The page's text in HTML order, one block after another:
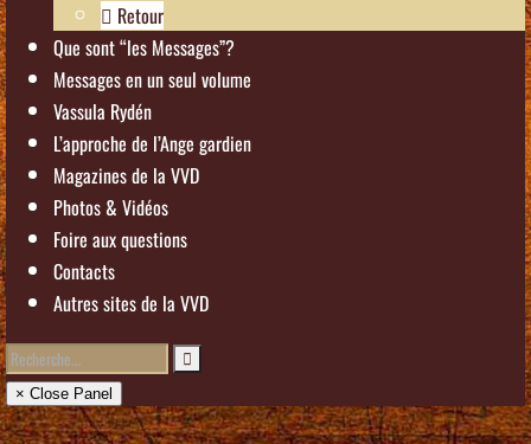
Retour
Que sont “les Messages”?
Messages en un seul volume
Vassula Rydén
L’approche de l’Ange gardien
Magazines de la VVD
Photos & Vidéos
Foire aux questions
Contacts
Autres sites de la VVD
× Close Panel